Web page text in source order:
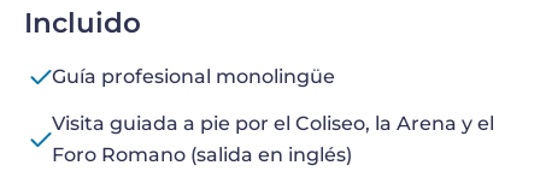
Incluido
Guía profesional monolingüe
Visita guiada a pie por el Coliseo, la Arena y el
Foro Romano (salida en inglés)